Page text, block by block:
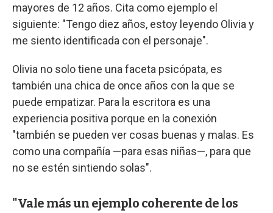
mayores de 12 años. Cita como ejemplo el
siguiente: "Tengo diez años, estoy leyendo Olivia y
me siento identificada con el personaje".
Olivia no solo tiene una faceta psicópata, es
también una chica de once años con la que se
puede empatizar. Para la escritora es una
experiencia positiva porque en la conexión
"también se pueden ver cosas buenas y malas. Es
como una compañía —para esas niñas—, para que
no se estén sintiendo solas".
"Vale más un ejemplo coherente de los